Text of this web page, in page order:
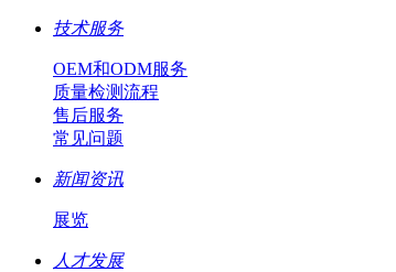
技术服务
OEM和ODM服务
质量检测流程
售后服务
常见问题
新闻资讯
展览
人才发展